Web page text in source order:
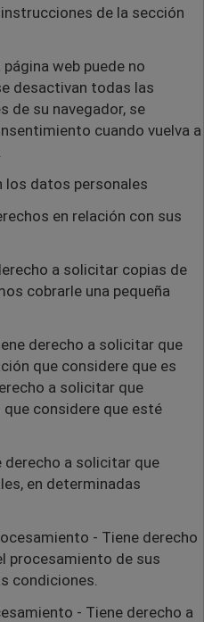
de la sección
web puede no
desactivan todas las
de su navegador, se
cuando vuelva a
los datos personales
en relación con sus
a solicitar copias de
cobrarle una pequeña
derecho a solicitar que
que considere que es
a solicitar que
considere que esté
derecho a solicitar que
en determinadas
- Tiene derecho
procesamiento de sus
condiciones.
- Tiene derecho a